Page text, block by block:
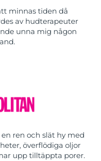
minnas tiden då
av hudterapeuter
unna mig någon
ren och slät hy med
överflödiga oljor
upp tilltäppta porer.